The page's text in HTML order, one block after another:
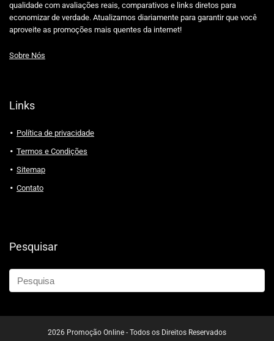
qualidade com avaliações reais, comparativos e links diretos para
economizar de verdade. Atualizamos diariamente para garantir que você
aproveite as promoções mais quentes da internet!
Sobre Nós
Links
Política de privacidade
Termos e Condições
Sitemap
Contato
Pesquisar
2026 Promoção Online - Todos os Direitos Reservados